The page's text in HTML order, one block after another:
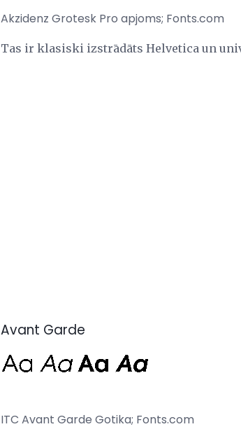
Akzidenz Grotesk Pro apjoms; Fonts.com
Tas ir klasiski izstrādāts Helvetica un
Avant Garde
ITC Avant Garde Gotika; Fonts.com